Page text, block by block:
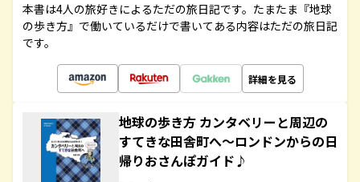
本書は4人の旅好きによるただの旅日記です。たまたま『地球
の歩き方』で働いているだけで書いてある内容はただの旅日記
です。
詳細を見る
地球の歩き方 カンタベリーと周辺の
すてきな田舎町へ～ロンドンからの日
帰りおさんぽガイド♪